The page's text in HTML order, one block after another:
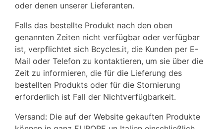
oder denen unserer Lieferanten.
Falls das bestellte Produkt nach den oben
genannten Zeiten nicht verfügbar oder verfügbar
ist, verpflichtet sich Bcycles.it, die Kunden per E-
Mail oder Telefon zu kontaktieren, um sie über die
Zeit zu informieren, die für die Lieferung des
bestellten Produkts oder für die Stornierung
erforderlich ist Fall der Nichtverfügbarkeit.
Versand: Die auf der Website gekauften Produkte